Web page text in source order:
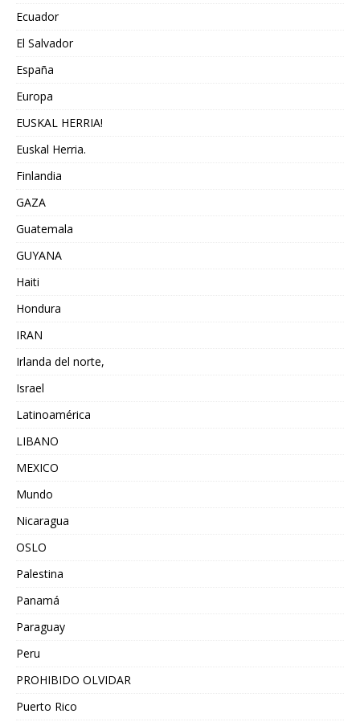
Ecuador
El Salvador
España
Europa
EUSKAL HERRIA!
Euskal Herria.
Finlandia
GAZA
Guatemala
GUYANA
Haiti
Hondura
IRAN
Irlanda del norte,
Israel
Latinoamérica
LIBANO
MEXICO
Mundo
Nicaragua
OSLO
Palestina
Panamá
Paraguay
Peru
PROHIBIDO OLVIDAR
Puerto Rico